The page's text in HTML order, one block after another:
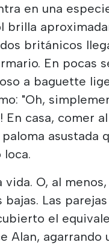
en una
brilla
británicos
En pocas
a baguette
"Oh,
En casa, comer
asustada
loca.
O, al
Las
el
Alan, agarrando